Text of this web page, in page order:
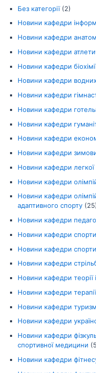
Без категорії(2)
Новини кафедри
Новини кафедри
Новини кафедри
Новини кафедри біохімії
Новини кафедри водних
Новини кафедри
Новини кафедри
Новини кафедри
Новини кафедри
Новини кафедри
Новини кафедри легкої
Новини кафедри
Новини кафедри
адаптивного спорту
Новини кафедри
Новини кафедри
Новини кафедри
Новини кафедри
Новини кафедри теорії
Новини кафедри терапії
Новини кафедри
Новини кафедри
Новини кафедри
спортивної медицини
Новини кафедри